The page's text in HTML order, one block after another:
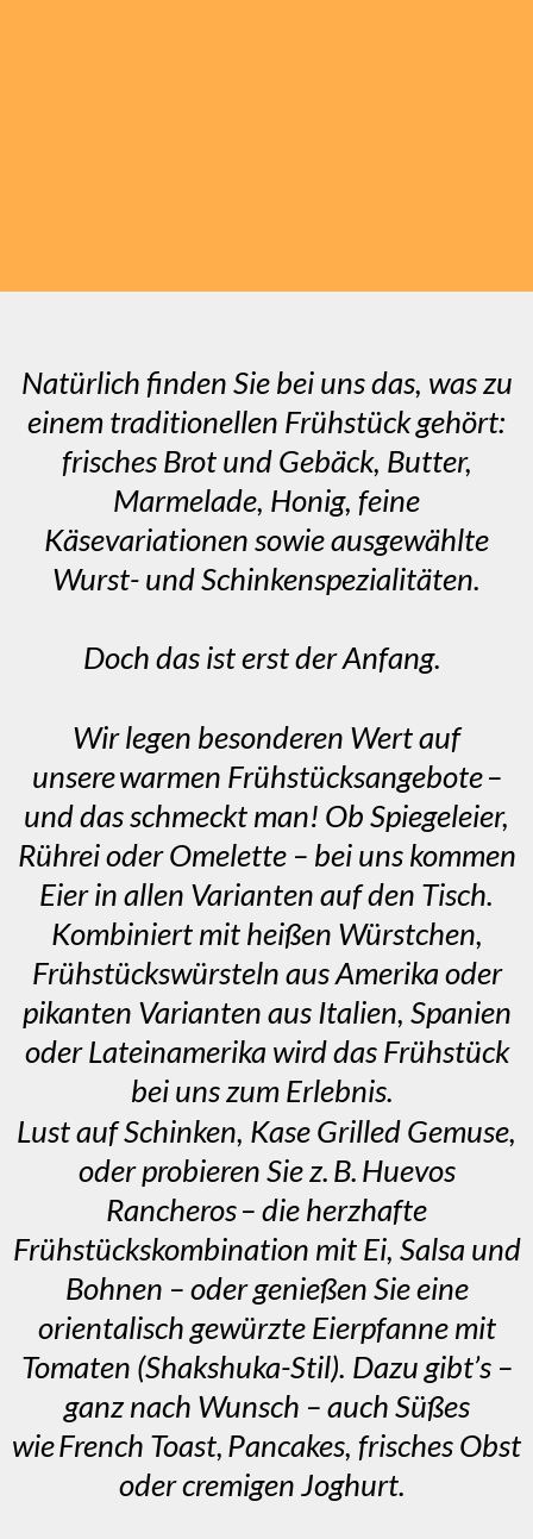
Natürlich finden Sie bei uns das, was zu
einem traditionellen Frühstück gehört:
frisches Brot und Gebäck, Butter,
Marmelade, Honig, feine
Käsevariationen sowie ausgewählte
Wurst- und Schinkenspezialitäten.
Doch das ist erst der Anfang.
Wir legen besonderen Wert auf
unsere warmen Frühstücksangebote –
und das schmeckt man! Ob Spiegeleier,
Rührei oder Omelette – bei uns kommen
Eier in allen Varianten auf den Tisch.
Kombiniert mit heißen Würstchen,
Frühstückswürsteln aus Amerika oder
pikanten Varianten aus Italien, Spanien
oder Lateinamerika wird das Frühstück
bei uns zum Erlebnis.
Lust auf Schinken, Kase Grilled Gemuse,
oder probieren Sie z. B. Huevos
Rancheros – die herzhafte
Frühstückskombination mit Ei, Salsa und
Bohnen – oder genießen Sie eine
orientalisch gewürzte Eierpfanne mit
Tomaten (Shakshuka-Stil). Dazu gibt’s –
ganz nach Wunsch – auch Süßes
wie French Toast, Pancakes, frisches Obst
oder cremigen Joghurt.